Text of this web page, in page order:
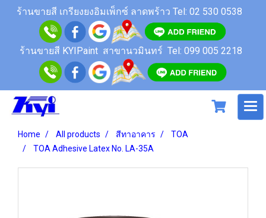
ร้านขายสี เกรียงยงอิมเพ็กซ์ ลาดพร้าว Tel: 02 530 0538
ร้านขายสี KYIPaint สาขานวมินทร์ Tel: 099 005 2218
Home All products สีทาอาคาร
TOA
TOA Adhesive Latex No. LA-35A